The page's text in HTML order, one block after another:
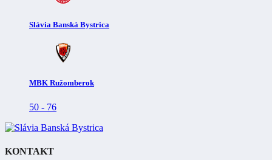
Slávia Banská Bystrica
MBK Ružomberok
50 - 76
KONTAKT